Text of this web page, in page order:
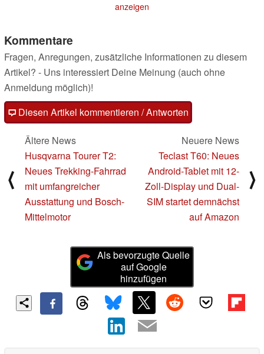
anzeigen
Kommentare
Fragen, Anregungen, zusätzliche Informationen zu diesem
Artikel? - Uns interessiert Deine Meinung (auch ohne
Anmeldung möglich)!
Diesen Artikel kommentieren / Antworten
⟨
Ältere News
Husqvarna Tourer T2:
Neues Trekking-Fahrrad
mit umfangreicher
Ausstattung und Bosch-
Mittelmotor
Neuere News
Teclast T60: Neues
Android-Tablet mit 12-
Zoll-Display und Dual-
SIM startet demnächst
auf Amazon
⟩
Als bevorzugte Quelle
auf Google
hinzufügen